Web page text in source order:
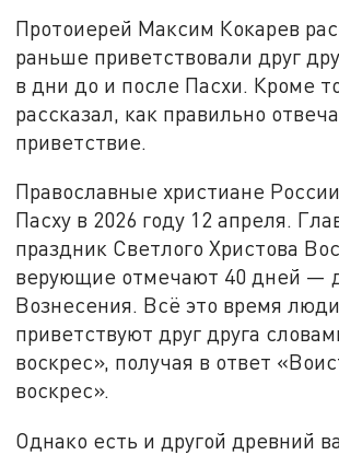
Протоиерей Максим Кокарев
раньше приветствовали друг
в дни до и после Пасхи. Кроме
рассказал, как правильно
приветствие.
Православные христиане
Пасху в 2026 году 12 апреля.
праздник Светлого Христова
верующие отмечают 40 дней —
Вознесения. Всё это время люди
приветствуют друг друга
воскрес», получая в ответ
воскрес».
Однако есть и другой древний